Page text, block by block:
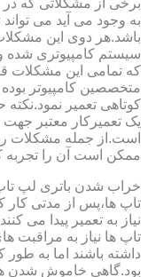
به وجود می آید می
باشد.هر دوی این
سیستم کامپیوتری شده
که تمامی این مشکلات
متخصصین کامپیوتر
کوتاهی تعمیر نمود.نکته
یک تعمیرکار معتبر
است.از جمله مشکلات
ممکن است آن را تجربه
خراب شدن باتری لپ
تاپ ها،پس از مدتی کار
نیاز به تعمیر پیدا می
تاپ ها نیاز به مراقبت
داشته باشند اما به
بود.گاهی خاموش شدن